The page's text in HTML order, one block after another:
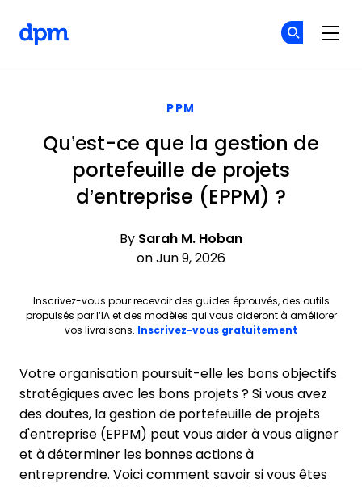
PPM
Qu’est-ce que la gestion de
portefeuille de projets
d’entreprise (EPPM) ?
By Sarah M. Hoban
on Jun 9, 2026
Inscrivez-vous pour recevoir des guides éprouvés, des outils
propulsés par l’IA et des modèles qui vous aideront à améliorer
vos livraisons. Inscrivez-vous gratuitement
Votre organisation poursuit-elle les bons objectifs
stratégiques avec les bons projets ? Si vous avez
des doutes, la gestion de portefeuille de projets
d'entreprise (EPPM) peut vous aider à vous aligner
et à déterminer les bonnes actions à
entreprendre. Voici comment savoir si vous êtes